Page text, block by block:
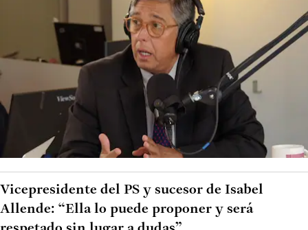
Vicepresidente del PS y sucesor de Isabel
Allende: “Ella lo puede proponer y será